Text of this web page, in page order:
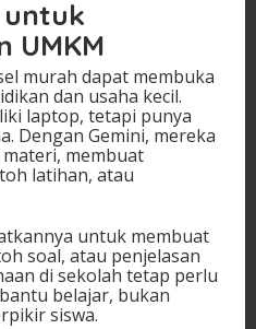
untuk
UMKM
murah dapat membuka
dan usaha kecil.
laptop, tetapi punya
Dengan Gemini, mereka
membuat
latihan, atau
untuk membuat
soal, atau penjelasan
di sekolah tetap perlu
belajar, bukan
siswa.